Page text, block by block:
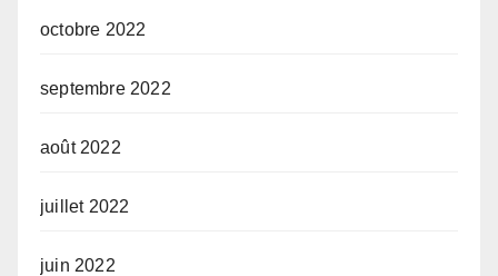
octobre 2022
septembre 2022
août 2022
juillet 2022
juin 2022